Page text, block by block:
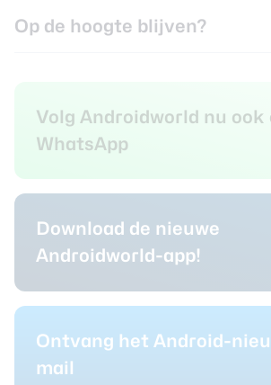
Op de hoogte blijven?
Volg Androidworld nu ook
WhatsApp
Download de nieuwe
Androidworld-app!
Ontvang het Android-
mail